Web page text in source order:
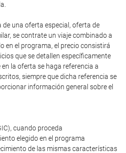
de una oferta especial, oferta de
se contrate un viaje combinado a
en el programa, el precio consistirá
que se detallen específicamente
la oferta se haga referencia a
siempre que dicha referencia se
información general sobre el
cuando proceda
elegido en el programa
de las mismas características